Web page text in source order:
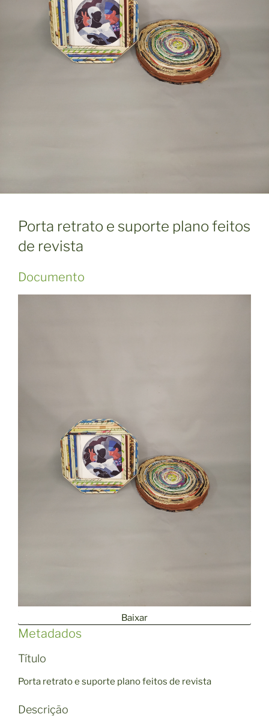
Porta retrato e suporte plano feitos
de revista
Documento
Baixar
Metadados
Título
Porta retrato e suporte plano feitos de revista
Descrição